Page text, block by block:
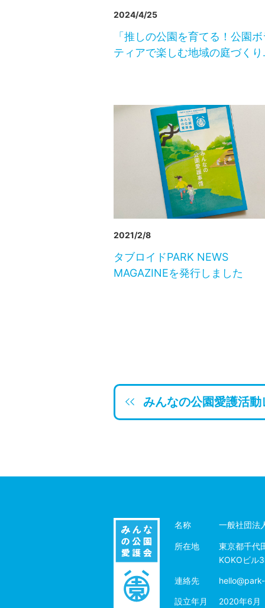
2024/4/25
「推しの公園を育てる！公園
ティアで楽しむ地域の庭づく
2021/2/8
タブロイドPARK NEWS
MAGAZINEを発行しました
みんなの公園愛護活
名称 一般社団法
所在地
東京都千代
KOKOビル
連絡先
設立年月 2020年6月